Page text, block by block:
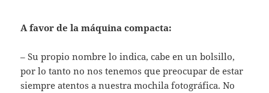
A favor de la máquina compacta:
– Su propio nombre lo indica, cabe en un bolsillo,
por lo tanto no nos tenemos que preocupar de estar
siempre atentos a nuestra mochila fotográfica. No